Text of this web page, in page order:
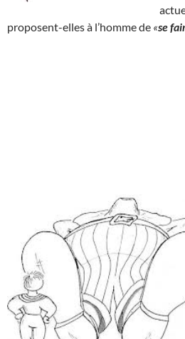
proposent-elles à l’homme de «se